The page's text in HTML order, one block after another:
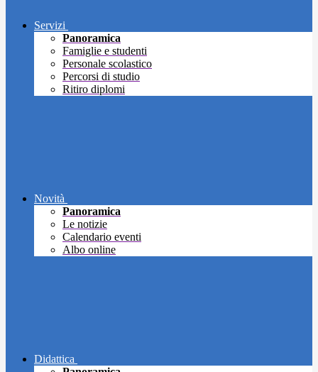
Servizi
Panoramica
Famiglie e studenti
Personale scolastico
Percorsi di studio
Ritiro diplomi
Novità
Panoramica
Le notizie
Calendario eventi
Albo online
Didattica